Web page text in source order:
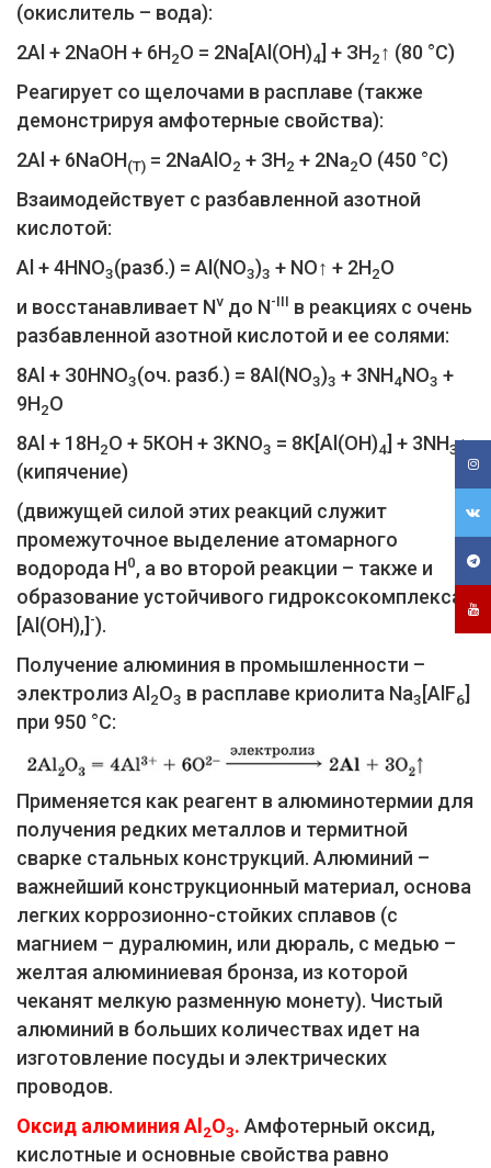
(окислитель – вода):
2Al + 2NaOH + 6Н2O = 2Na[Al(OH)4] + ЗН2↑ (80 °C)
Реагирует со щелочами в расплаве (также
демонстрируя амфотерные свойства):
2Al + 6NaOH(T) = 2NaAlO2 + ЗН2 + 2Na2O (450 °C)
Взаимодействует с разбавленной азотной
кислотой:
Al + 4НNO3(разб.) = Al(NO3)3 + NO↑ + 2Н2O
и восстанавливает Nv до N-III в реакциях с очень
разбавленной азотной кислотой и ее солями:
8Al + З0НNO3(оч. разб.) = 8Al(NO3)3 + 3NH4NO3 +
9Н2O
8Al + 18Н2O + 5КОН + 3KNO3 = 8К[Al(ОН)4] + 3NH3↑
(кипячение)
(движущей силой этих реакций служит
промежуточное выделение атомарного
водорода Н0, а во второй реакции – также и
образование устойчивого гидроксокомплекса
[Al(OH),] -).
Получение алюминия в промышленности –
электролиз Al 2O3 в расплаве криолита Na3 [AlF6]
при 950 °C:
Применяется как реагент в алюминотермии для
получения редких металлов и термитной
сварке стальных конструкций. Алюминий –
важнейший конструкционный материал, основа
легких коррозионно-стойких сплавов (с
магнием – дуралюмин, или дюраль, с медью –
желтая алюминиевая бронза, из которой
чеканят мелкую разменную монету). Чистый
алюминий в больших количествах идет на
изготовление посуды и электрических
проводов.
Оксид алюминия Al 2O3. Амфотерный оксид,
кислотные и основные свойства равно